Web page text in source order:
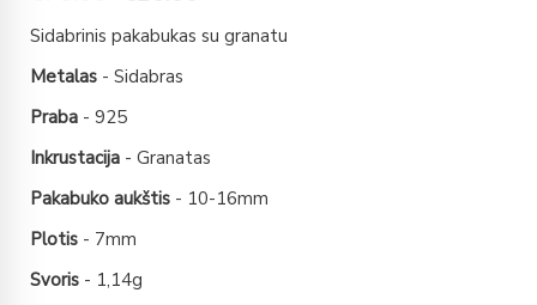
Sidabrinis pakabukas su granatu
Metalas - Sidabras
Praba - 925
Inkrustacija - Granatas
Pakabuko aukštis - 10-16mm
Plotis - 7mm
Svoris - 1,14g